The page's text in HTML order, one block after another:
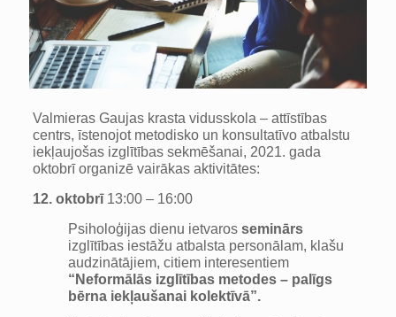
Valmieras Gaujas krasta vidusskola – attīstības
centrs, īstenojot metodisko un konsultatīvo atbalstu
iekļaujošas izglītības sekmēšanai, 2021. gada
oktobrī organizē vairākas aktivitātes:
12. oktobrī13:00 – 16:00
Psiholoģijas dienu ietvaros seminārs
izglītības iestāžu atbalsta personālam, klašu
audzinātājiem, citiem interesentiem
“Neformālās izglītības metodes – palīgs
bērna iekļaušanai kolektīvā”.